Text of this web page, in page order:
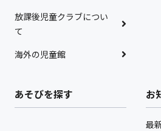
放課後児童クラブについ
て
海外の児童館
あそびを探す お
最